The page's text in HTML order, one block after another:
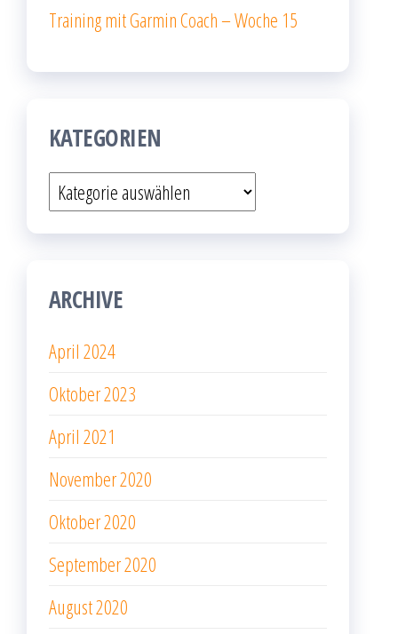
Training mit Garmin Coach – Woche 15
KATEGORIEN
Kategorien
ARCHIVE
April 2024
Oktober 2023
April 2021
November 2020
Oktober 2020
September 2020
August 2020